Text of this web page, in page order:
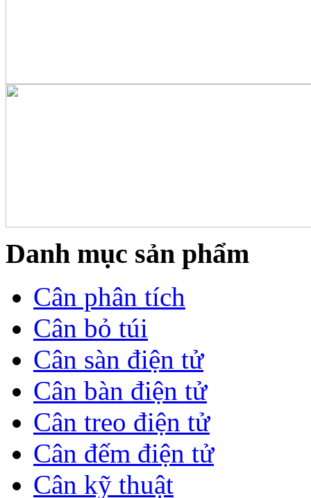
Danh mục sản phẩm
Cân phân tích
Cân bỏ túi
Cân sàn điện tử
Cân bàn điện tử
Cân treo điện tử
Cân đếm điện tử
Cân kỹ thuật